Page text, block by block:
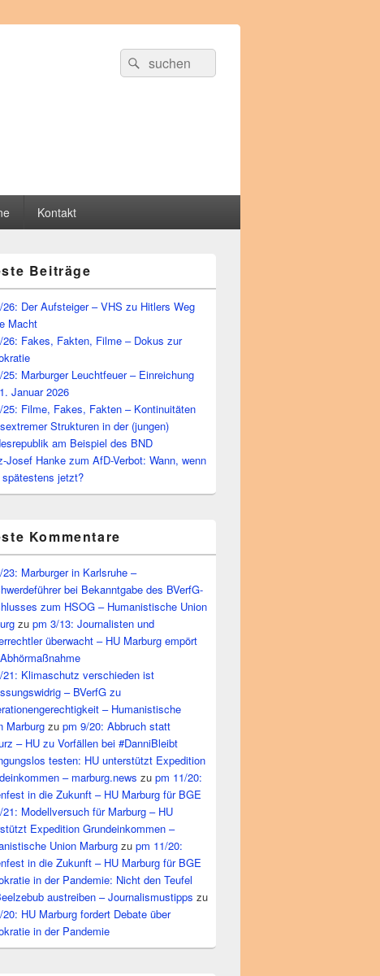
Suche
nach:
Suchen
Kontakt
Beiträge
26: Der Aufsteiger – VHS zu Hitlers Weg
Macht
26: Fakes, Fakten, Filme – Dokus zur
Marburger Leuchtfeuer – Einreichung
Januar 2026
25: Filme, Fakes, Fakten – Kontinuitäten
Strukturen in der (jungen)
am Beispiel des BND
Josef Hanke zum AfD-Verbot: Wann, wenn
spätestens jetzt?
Kommentare
Marburger in Karlsruhe –
bei Bekanntgabe des BVerfG-
zum HSOG – Humanistische Union
zu pm 3/13: Journalisten und
überwacht – HU Marburg empört
21: Klimaschutz verschieden ist
– BVerfG zu
– Humanistische
Marburg zu pm 9/20: Abbruch statt
– HU zu Vorfällen bei #DanniBleibt
testen: HU unterstützt Expedition
– marburg.news zu pm 11/20:
in die Zukunft – HU Marburg für BGE
Modellversuch für Marburg – HU
Expedition Grundeinkommen –
Union Marburg zu pm 11/20:
in die Zukunft – HU Marburg für BGE
in der Pandemie: Nicht den Teufel
austreiben – Journalismustipps zu
HU Marburg fordert Debate über
in der Pandemie